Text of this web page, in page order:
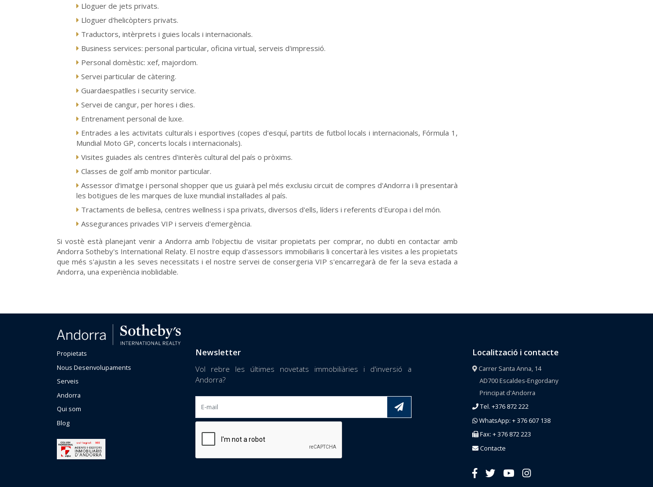
Lloguer de jets privats.
Lloguer d'helicòpters privats.
Traductors, intèrprets i guies locals i internacionals.
Business services: personal particular, oficina virtual, serveis d'impressió.
Personal domèstic: xef, majordom.
Servei particular de càtering.
Guardaespatlles i security service.
Servei de cangur, per hores i dies.
Entrenament personal de luxe.
Entrades a les activitats culturals i esportives (copes d'esquí, partits de futbol locals i internacionals, Fórmula 1,
Mundial Moto GP, concerts locals i internacionals).
Visites guiades als centres d'interès cultural del país o pròxims.
Classes de golf amb monitor particular.
Assessor d'imatge i personal shopper que us guiarà pel més exclusiu circuit de compres d'Andorra i li presentarà
les botigues de les marques de luxe mundial instal·lades al país.
Tractaments de bellesa, centres wellness i spa privats, diversos d'ells, líders i referents d'Europa i del món.
Assegurances privades VIP i serveis d'emergència.
Si vostè està planejant venir a Andorra amb l'objectiu de visitar propietats per comprar, no dubti en contactar amb
Andorra Sotheby's International Relaty. El nostre equip d'assessors immobiliaris li concertarà les visites a les propietats
que més s'ajustin a les seves necessitats i el nostre servei de consergeria VIP s'encarregarà de fer la seva estada a
Andorra, una experiència inoblidable.
Propietats
Nous Desenvolupaments
Serveis
Andorra
Qui som
Blog
Newsletter
Vol rebre les últimes novetats immobiliàries i d'inversió a
Andorra?
Localització i contacte
Carrer Santa Anna, 14
AD700 Escaldes-Engordany
Principat d'Andorra
Tel. +376 872 222
WhatsApp: + 376 607 138
Fax: + 376 872 223
Contacte